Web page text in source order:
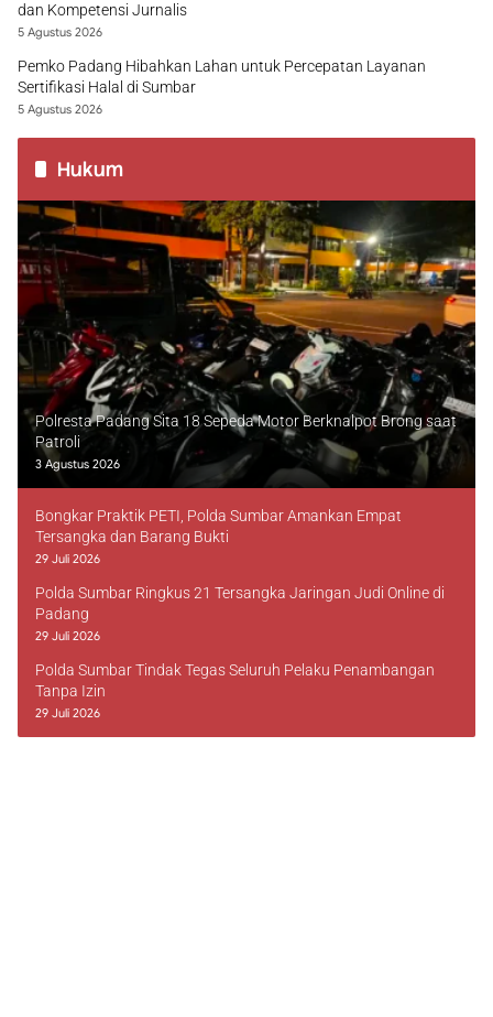
dan Kompetensi Jurnalis
5 Agustus 2026
Pemko Padang Hibahkan Lahan untuk Percepatan Layanan
Sertifikasi Halal di Sumbar
5 Agustus 2026
Hukum
Polresta Padang Sita 18 Sepeda Motor Berknalpot Brong saat
Patroli
3 Agustus 2026
Bongkar Praktik PETI, Polda Sumbar Amankan Empat
Tersangka dan Barang Bukti
29 Juli 2026
Polda Sumbar Ringkus 21 Tersangka Jaringan Judi Online di
Padang
29 Juli 2026
Polda Sumbar Tindak Tegas Seluruh Pelaku Penambangan
Tanpa Izin
29 Juli 2026